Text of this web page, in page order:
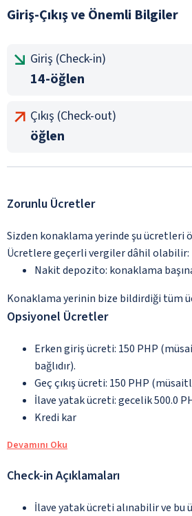
Giriş-Çıkış ve Önemli Bilgiler
Giriş (Check-in)
14-öğlen
Çıkış (Check-out)
öğlen
Zorunlu Ücretler
Sizden konaklama yerinde şu ücretleri
Ücretlere geçerli vergiler dâhil olabilir:
Nakit depozito: konaklama
Konaklama yerinin bize bildirdiği tüm
Opsiyonel Ücretler
Erken giriş ücreti: 150 PHP
bağlıdır).
Geç çıkış ücreti: 150 PHP
İlave yatak ücreti: gecelik 500.0
Kredi kar
Devamını Oku
Check-in Açıklamaları
İlave yatak ücreti alınabilir ve bu